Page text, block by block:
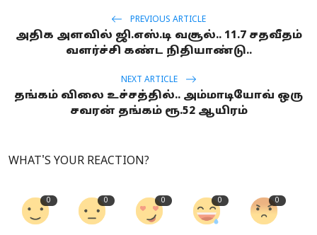
PREVIOUS ARTICLE
அதிக அளவில் ஜி.எஸ்.டி வசூல்.. 11.7 சதவீதம்
வளர்ச்சி கண்ட நிதியாண்டு..
NEXT ARTICLE
தங்கம் விலை உச்சத்தில்.. அம்மாடியோவ் ஒரு
சவரன் தங்கம் ரூ.52 ஆயிரம்
WHAT'S YOUR REACTION?
0 0 0 0 0